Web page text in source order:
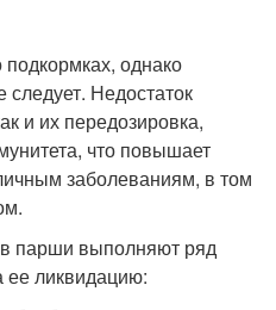
однако
следует. Недостаток
и их передозировка,
что повышает
заболеваниям, в том
парши выполняют ряд
ее ликвидацию: